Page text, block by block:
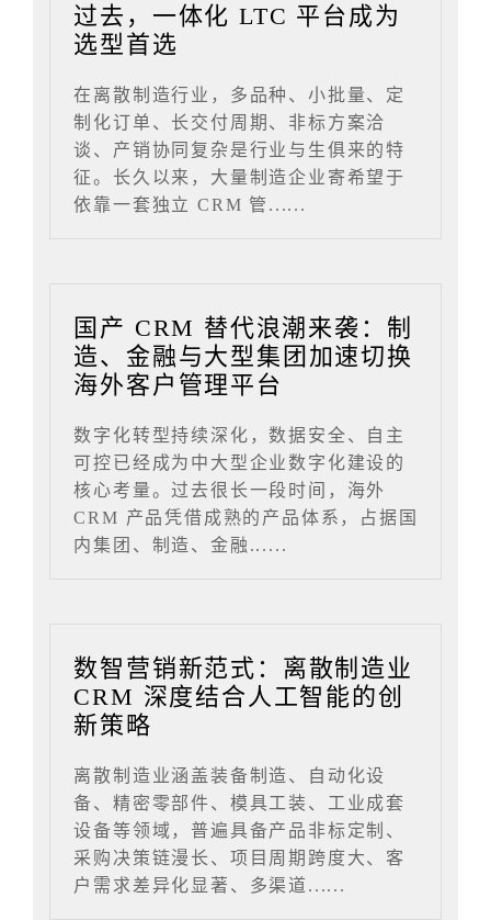
过去，一体化 LTC 平台成为
选型首选
在离散制造行业，多品种、小批量、定
制化订单、长交付周期、非标方案洽
谈、产销协同复杂是行业与生俱来的特
征。长久以来，大量制造企业寄希望于
依靠一套独立 CRM 管......
国产 CRM 替代浪潮来袭：制
造、金融与大型集团加速切换
海外客户管理平台
数字化转型持续深化，数据安全、自主
可控已经成为中大型企业数字化建设的
核心考量。过去很长一段时间，海外
CRM 产品凭借成熟的产品体系，占据国
内集团、制造、金融......
数智营销新范式：离散制造业
CRM 深度结合人工智能的创
新策略
离散制造业涵盖装备制造、自动化设
备、精密零部件、模具工装、工业成套
设备等领域，普遍具备产品非标定制、
采购决策链漫长、项目周期跨度大、客
户需求差异化显著、多渠道......